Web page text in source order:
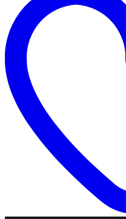
Veľkého
Stereo
Jack
6.3
samica
na
Malý
3.5
Samec